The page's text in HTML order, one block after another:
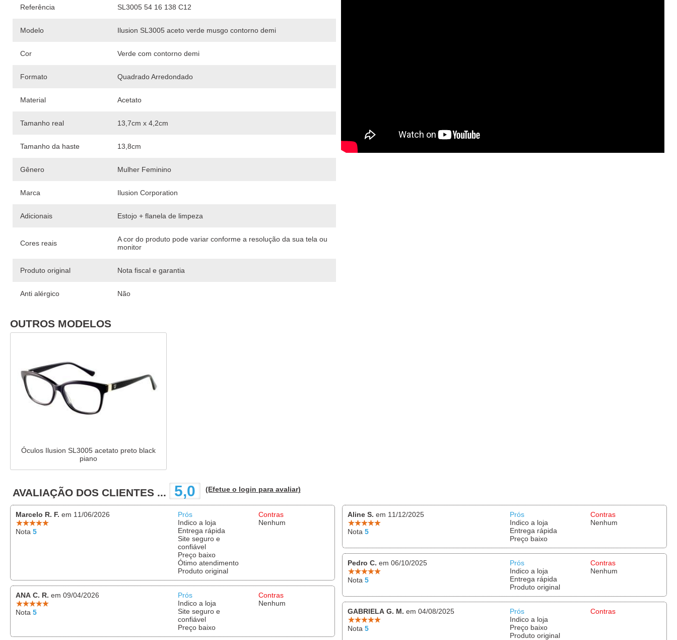
Referência SL3005 54 16 138 C12
Modelo Ilusion SL3005 aceto verde musgo contorno demi
Cor Verde com contorno demi
Formato Quadrado Arredondado
Material Acetato
Tamanho real 13,7cm x 4,2cm
Tamanho da haste 13,8cm
Gênero Mulher Feminino
Marca Ilusion Corporation
Adicionais Estojo + flanela de limpeza
Cores reais
A cor do produto pode variar conforme a resolução da sua tela ou
monitor
Produto original Nota fiscal e garantia
Anti alérgico Não
OUTROS MODELOS
Óculos Ilusion SL3005 acetato preto black
piano
AVALIAÇÃO DOS CLIENTES ... 5,0 (Efetue o login para avaliar)
Marcelo R. F. em 11/06/2026
Nota 5
Prós
Indico a loja
Entrega rápida
Site seguro e
confiável
Preço baixo
Ótimo atendimento
Produto original
Contras
Nenhum
ANA C. R. em 09/04/2026
Nota 5
Prós
Indico a loja
Site seguro e
confiável
Preço baixo
Contras
Nenhum
Aline S. em 11/12/2025
Nota 5
Prós
Indico a loja
Entrega rápida
Preço baixo
Contras
Nenhum
Pedro C. em 06/10/2025
Nota 5
Prós
Indico a loja
Entrega rápida
Produto original
Contras
Nenhum
GABRIELA G. M. em 04/08/2025
Nota 5
Prós
Indico a loja
Preço baixo
Produto original
Contras